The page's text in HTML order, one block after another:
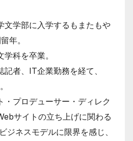
文学部に入学するもまたもや
年。
科を卒業。
者、IT企業勤務を経て、
・プロデューサー・ディレク
サイトの立ち上げに関わる
ジネスモデルに限界を感じ、